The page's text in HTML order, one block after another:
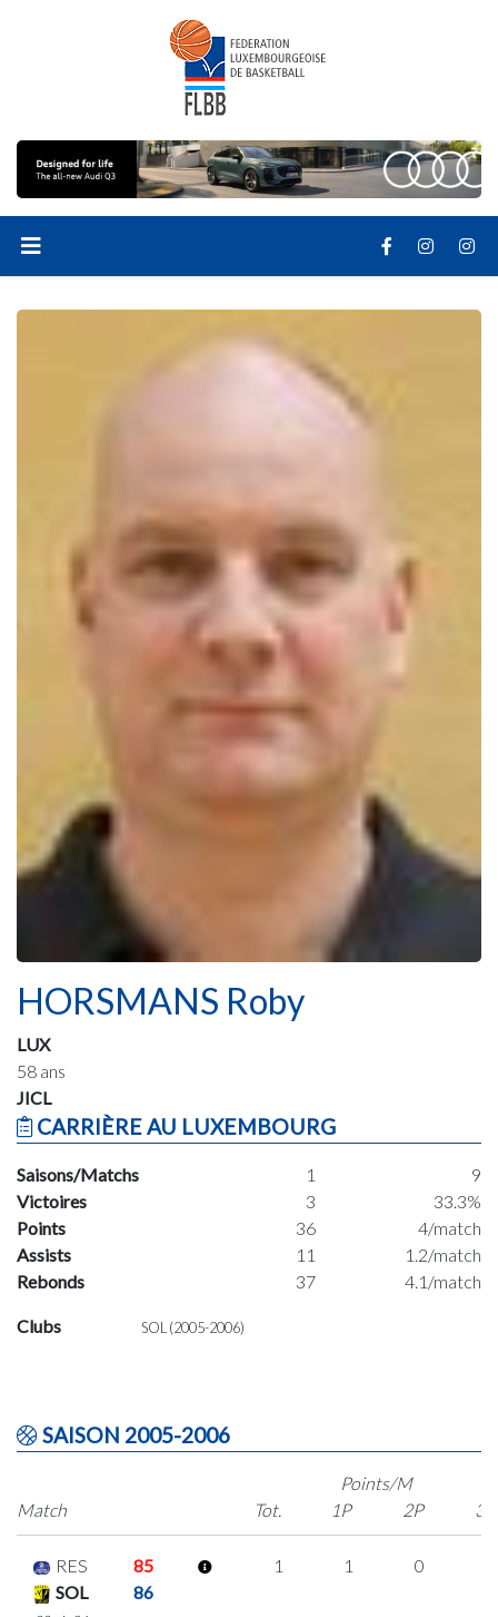
HORSMANS Roby
LUX
58 ans
JICL
CARRIÈRE AU LUXEMBOURG
Saisons/Matchs 1
9
Victoires
3
33.3%
Points
36
4/match
Assists
11
1.2/match
Rebonds
37 4.1/match
Clubs SOL (2005-2006)
SAISON 2005-2006
Match
Points/M
Tot.
1P 2P 3P
RES
85
SOL
86
1 1 0